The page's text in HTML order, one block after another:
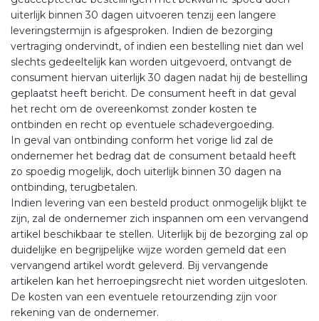
uiterlijk binnen 30 dagen uitvoeren tenzij een langere
leveringstermijn is afgesproken. Indien de bezorging
vertraging ondervindt, of indien een bestelling niet dan wel
slechts gedeeltelijk kan worden uitgevoerd, ontvangt de
consument hiervan uiterlijk 30 dagen nadat hij de bestelling
geplaatst heeft bericht. De consument heeft in dat geval
het recht om de overeenkomst zonder kosten te
ontbinden en recht op eventuele schadevergoeding.
In geval van ontbinding conform het vorige lid zal de
ondernemer het bedrag dat de consument betaald heeft
zo spoedig mogelijk, doch uiterlijk binnen 30 dagen na
ontbinding, terugbetalen.
Indien levering van een besteld product onmogelijk blijkt te
zijn, zal de ondernemer zich inspannen om een vervangend
artikel beschikbaar te stellen. Uiterlijk bij de bezorging zal op
duidelijke en begrijpelijke wijze worden gemeld dat een
vervangend artikel wordt geleverd. Bij vervangende
artikelen kan het herroepingsrecht niet worden uitgesloten.
De kosten van een eventuele retourzending zijn voor
rekening van de ondernemer.